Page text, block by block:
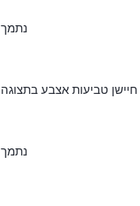
נתמך
חיישן טביעות אצבע בתצוגה
נתמך